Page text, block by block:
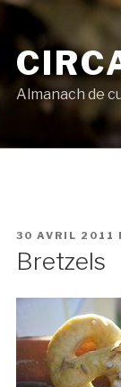
Almanach de
PUBLIÉ
30 AVRIL 2011
Bretzels